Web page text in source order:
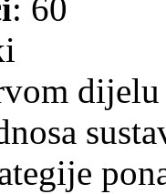
: 60
dijelu